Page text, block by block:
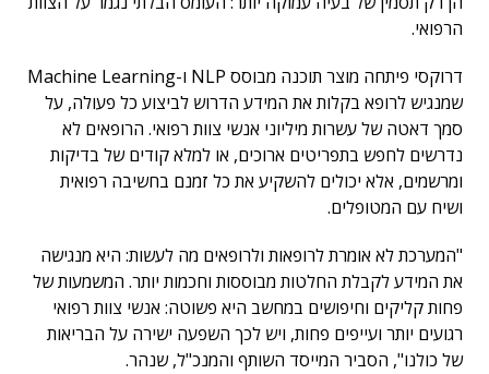
הרפואי.
דרוקסי פיתחה מוצר תוכנה מבוסס NLP ו-Machine Learning
שמנגיש לרופא בקלות את המידע הדרוש לביצוע כל פעולה, על
סמך דאטה של עשרות מיליוני אנשי צוות רפואי. הרופאים לא
נדרשים לחפש בתפריטים ארוכים, או למלא קודים של בדיקות
ומרשמים, אלא יכולים להשקיע את כל זמנם בחשיבה רפואית
ושיח עם המטופלים.
"המערכת לא אומרת לרופאות ולרופאים מה לעשות: היא מנגישה
את המידע לקבלת החלטות מבוססות וחכמות יותר. המשמעות של
פחות קליקים וחיפושים במחשב היא פשוטה: אנשי צוות רפואי
רגועים יותר ועייפים פחות, ויש לכך השפעה ישירה על הבריאות
של כולנו", הסביר המייסד השותף והמנכ"ל, שנהר.